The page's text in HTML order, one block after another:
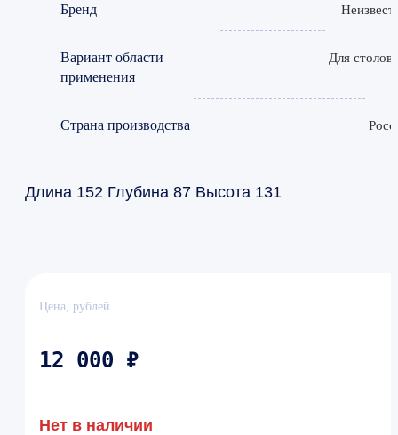
Бренд
Вариант области
применения
Для
Страна производства
Длина 152 Глубина 87 Высота 131
Цена, рублей
12 000 ₽
Нет в наличии